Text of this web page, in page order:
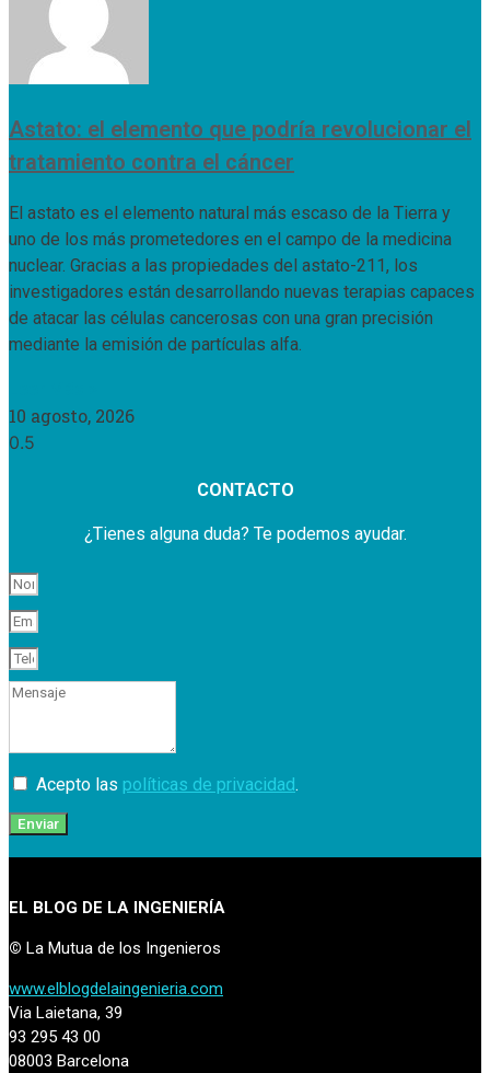
Astato: el elemento que podría revolucionar el
tratamiento contra el cáncer
El astato es el elemento natural más escaso de la Tierra y
uno de los más prometedores en el campo de la medicina
nuclear. Gracias a las propiedades del astato-211, los
investigadores están desarrollando nuevas terapias capaces
de atacar las células cancerosas con una gran precisión
mediante la emisión de partículas alfa.
10 agosto, 2026
CONTACTO
¿Tienes alguna duda? Te podemos ayudar.
Acepto las políticas de privacidad.
Enviar
EL BLOG DE LA INGENIERÍA
© La Mutua de los Ingenieros
www.elblogdelaingenieria.com
Via Laietana, 39
93 295 43 00
08003 Barcelona